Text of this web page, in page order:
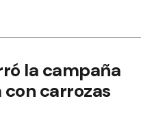
la campaña
carrozas